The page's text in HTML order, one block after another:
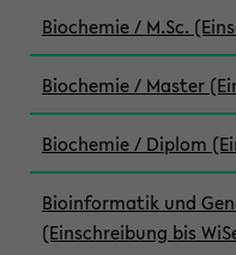
Biochemie / M.Sc.
Biochemie / Master
Biochemie / Diplom
Bioinformatik und
(Einschreibung bis